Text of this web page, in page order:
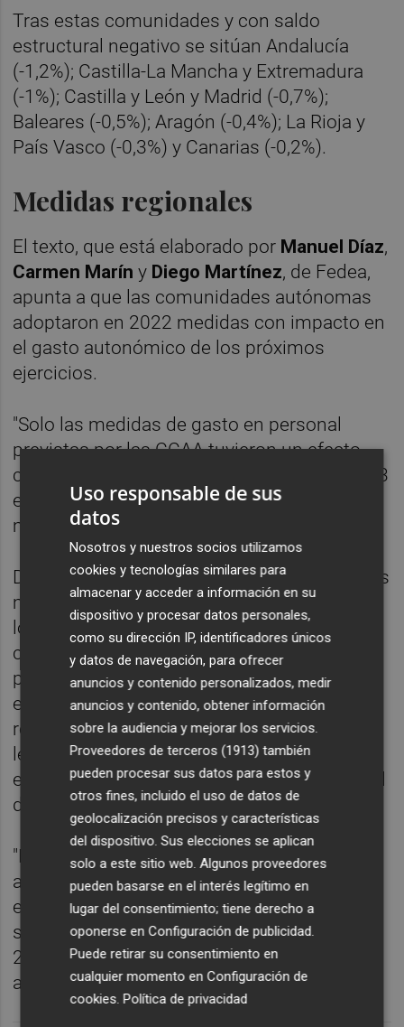
Tras estas comunidades y con saldo
estructural negativo se sitúan Andalucía
(-1,2%); Castilla-La Mancha y Extremadura
(-1%); Castilla y León y Madrid (-0,7%);
Baleares (-0,5%); Aragón (-0,4%); La Rioja y
País Vasco (-0,3%) y Canarias (-0,2%).
Medidas regionales
El texto, que está elaborado por Manuel Díaz,
Carmen Marín y Diego Martínez, de Fedea,
apunta a que las comunidades autónomas
adoptaron en 2022 medidas con impacto en
el gasto autonómico de los próximos
ejercicios.
"Solo las medidas de gasto en personal
previstas por las CCAA tuvieron un efecto
cercano a los 700 millones de euros en 2023
e impactos adicionales en torno a los 300
millones en 2024", señala el informe.
Del mismo modo, Fedea apostilla que dichas
medidas se concentraron en la revisión de
los complementos de carrera y
complementos específicos o de
productividad, especialmente en el ámbito
educativo y en el sanitario; también en la
reducción de ratios en educación, de horas
lectivas de los docentes y el mayor coste
estimado en las cuotas a la Seguridad Social
del personal de educación.
"Por todo lo anterior, y como ya indicamos el
año pasado, pensamos que el saldo
estructural estimado para 2022 estaba
sesgado al alza y, por tanto, el deterioro de
2023 ya estaba latente en el ejercicio
anterior", sentencia.
Uso responsable de sus
datos
Nosotros y nuestros socios utilizamos
cookies y tecnologías similares para
almacenar y acceder a información en su
dispositivo y procesar datos personales,
como su dirección IP, identificadores únicos
y datos de navegación, para ofrecer
anuncios y contenido personalizados, medir
anuncios y contenido, obtener información
sobre la audiencia y mejorar los servicios.
Proveedores de terceros (1913) también
pueden procesar sus datos para estos y
otros fines, incluido el uso de datos de
geolocalización precisos y características
del dispositivo. Sus elecciones se aplican
solo a este sitio web. Algunos proveedores
pueden basarse en el interés legítimo en
lugar del consentimiento; tiene derecho a
oponerse enConfiguración de publicidad
Puede retirar su consentimiento en
cualquier momento enConfiguración de
cookies .Política de privacidad